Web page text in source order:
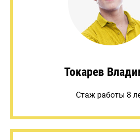
Токарев
Стаж работы 8